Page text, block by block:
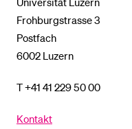
Frohburgstrasse 3
Postfach
6002 Luzern
T +41 41 229 50 00
Kontakt